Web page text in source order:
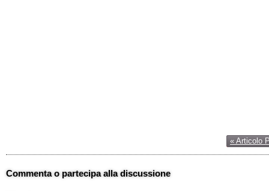
« Articolo
Commenta o partecipa alla discussione